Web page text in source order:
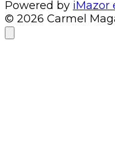
Powered by iMazor
© 2026 Carmel